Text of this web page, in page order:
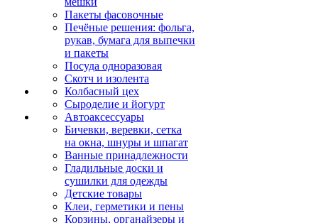
Пакеты фасовочные
Печёные решения: фольга,
рукав, бумага для выпечки
и пакеты
Посуда одноразовая
Скотч и изолента
Колбасный цех
Сыроделие и йогурт
Автоаксессуары
Бичевки, веревки, сетка
на окна, шнуры и шпагат
Ванные принадлежности
Гладильные доски и
сушилки для одежды
Детские товары
Клеи, герметики и пены
Корзины, органайзеры и